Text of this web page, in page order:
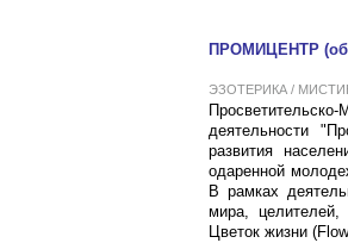
ПРОМИЦЕНТР
ЭЗОТЕРИКА /
деятельности
развития
одаренной
В рамках
мира, целителей,
Цветок жизни